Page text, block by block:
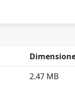
2.47 MB